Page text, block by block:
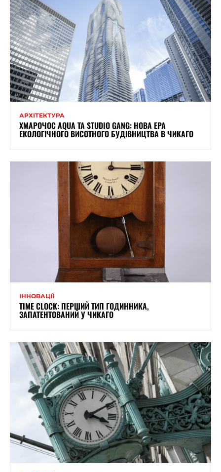
АРХІТЕКТУРА
ХМАРОЧОС AQUA ТА STUDIO GANG: НОВА ЕРА
ЕКОЛОГІЧНОГО ВИСОТНОГО БУДІВНИЦТВА В ЧИКАГО
ІННОВАЦІЇ
TIME CLOCK: ПЕРШИЙ ТИП ГОДИННИКА,
ЗАПАТЕНТОВАНИЙ У ЧИКАГО